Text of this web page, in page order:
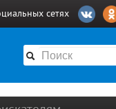
сетях